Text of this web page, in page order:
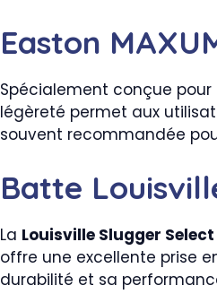
Easton
Spécialement conçue
légèreté permet aux
souvent recommandée
Batte
La Louisville Slugger Select
offre une excellente prise
durabilité et sa